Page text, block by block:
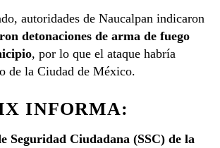
autoridades de Naucalpan indicaron
detonaciones de arma de fuego
, por lo que el ataque habría
de la Ciudad de México.
INFORMA:
Seguridad Ciudadana (SSC) de la